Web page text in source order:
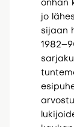
onhan
jo
sijaan
1982–